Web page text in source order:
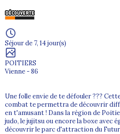
Séjour de 7, 14 jour(s)
POITIERS
Vienne - 86
Une folle envie de te défouler ???
combat te permettra de découvrir
en t'amusant ! Dans la région de
judo, le jujitsu ou encore la boxe avec
découvrir le parc d'attraction du